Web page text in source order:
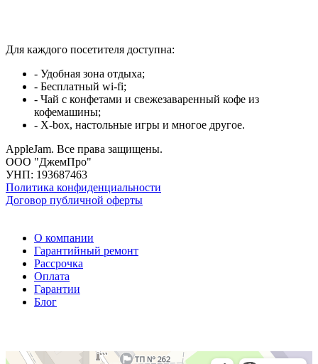
Для каждого посетителя доступна:
- Удобная зона отдыха;
- Бесплатный wi-fi;
- Чай с конфетами и свежезаваренный кофе из
кофемашины;
- X-box, настольные игры и многое другое.
AppleJam. Все права защищены.
ООО "ДжемПро"
УНП: 193687463
Политика конфиденциальности
Договор публичной оферты
О компании
Гарантийный ремонт
Рассрочка
Оплата
Гарантии
Блог